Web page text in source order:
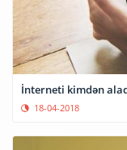
İnterneti kimdən
18-04-2018